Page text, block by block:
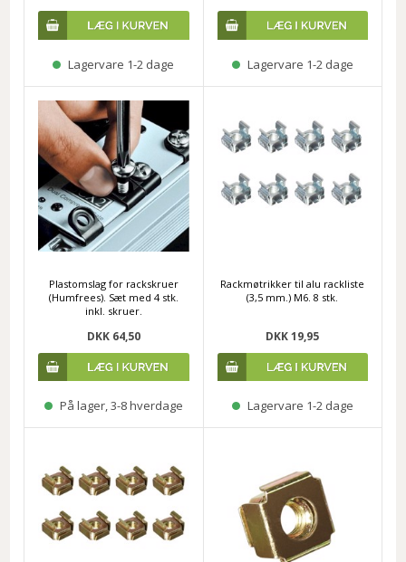
Lagervare 1-2 dage Lagervare 1-2 dage
Plastomslag for rackskruer
(Humfrees). Sæt med 4 stk.
inkl. skruer.
DKK 64,50
På lager, 3-8 hverdage
Rackmøtrikker til alu rackliste
(3,5 mm.) M6. 8 stk.
DKK 19,95
Lagervare 1-2 dage